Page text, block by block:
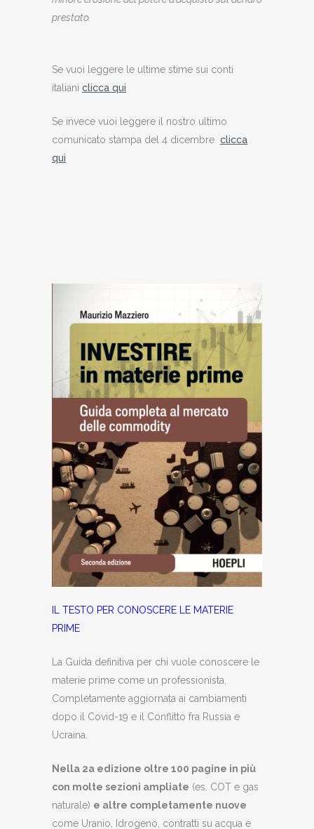
prestato.
Se vuoi leggere le ultime stime sui conti
italiani clicca qui
Se invece vuoi leggere il nostro ultimo
comunicato stampa del 4 dicembre clicca
qui
IL TESTO PER CONOSCERE LE MATERIE
PRIME
La Guida definitiva per chi vuole conoscere le
materie prime come un professionista.
Completamente aggiornata ai cambiamenti
dopo il Covid-19 e il Conflitto fra Russia e
Ucraina.
Nella 2a edizione oltre 100 pagine in più
con molte sezioni ampliate (es. COT e gas
naturale) e altre completamente nuove
come Uranio, Idrogeno, contratti su acqua e